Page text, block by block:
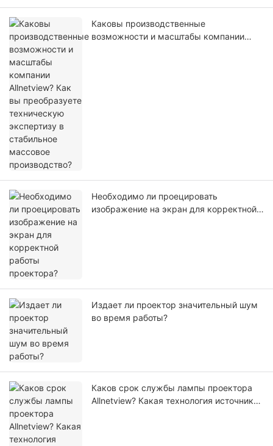
Каковы производственные
возможности и масштабы компании
Необходимо ли проецировать
изображение на экран для корректной
Издает ли проектор значительный шум
во время работы?
Каков срок службы лампы проектора
Allnetview? Какая технология источника